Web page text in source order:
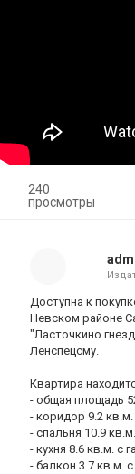
240
просмотры
Доступна к
Невском районе
"Ласточкино
Ленспецсму.
Квартира
- общая площадь
- коридор 9.2 кв.м.
- спальня 10.9 кв.м.
- кухня 8.6 кв.м. с
- балкон 3.7 кв.м.